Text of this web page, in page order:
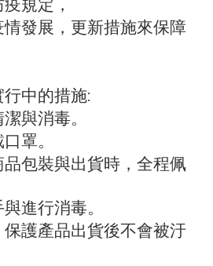
規定 ，
發展，更新措施來保障
中的措施:
與消毒。
罩。
品包裝與出貨時 ， 全程佩
進行消毒。
護產品出貨後不會被汙